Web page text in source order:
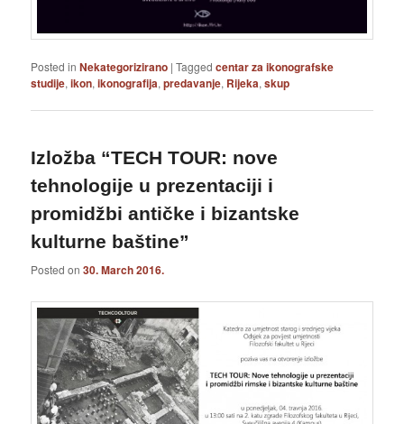
Posted in Nekategorizirano |Tagged centar za ikonografske
studije,ikon,ikonografija,predavanje, Rijeka,skup
Izložba “TECH TOUR: nove
tehnologije u prezentaciji i
promidžbi antičke i bizantske
kulturne baštine”
Posted on30. March 2016.